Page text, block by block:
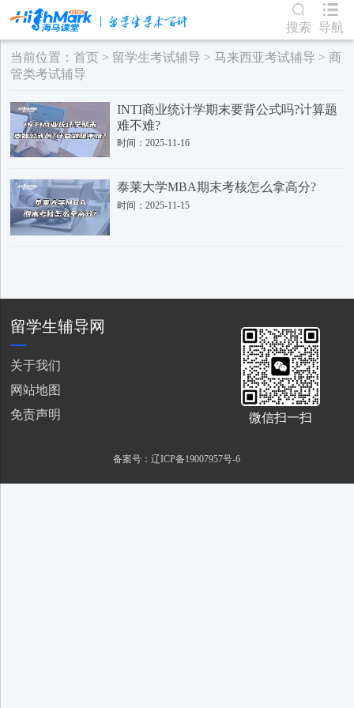
搜索 导航
当前位置：首页 > 留学生考试辅导 >马来西亚考试辅导 >商
管类考试辅导
INTI商业统计学期末要背公式吗?计算题
难不难?
时间：2025-11-16
泰莱大学MBA期末考核怎么拿高分?
时间：2025-11-15
留学生辅导网
关于我们
网站地图
免责声明
微信扫一扫
备案号：辽ICP备19007957号-6